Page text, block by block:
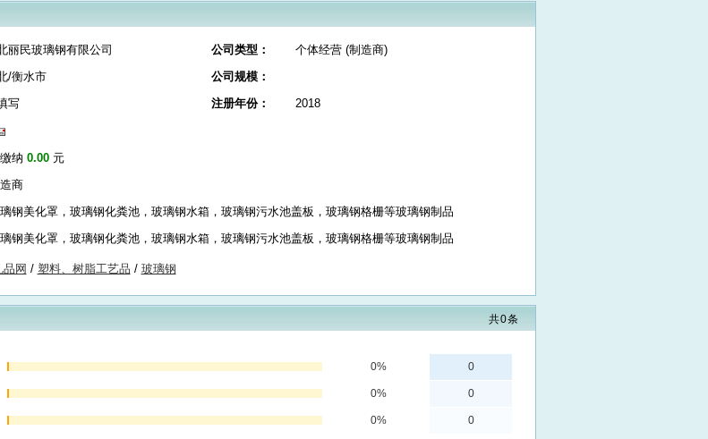
丽民玻璃钢有限公司 公司类型：
个体经营 (制造商)
/衡水市
公司规模：
写 注册年份： 2018
纳 0.00元
商
钢美化罩，玻璃钢化粪池，玻璃钢水箱，玻璃钢污水池盖板，玻璃钢格栅等玻璃钢制品
钢美化罩，玻璃钢化粪池，玻璃钢水箱，玻璃钢污水池盖板，玻璃钢格栅等玻璃钢制品
品网 / 塑料、树脂工艺品 / 玻璃钢
共0条